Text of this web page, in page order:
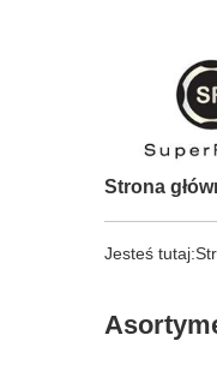
Strona
Jesteś tutaj: